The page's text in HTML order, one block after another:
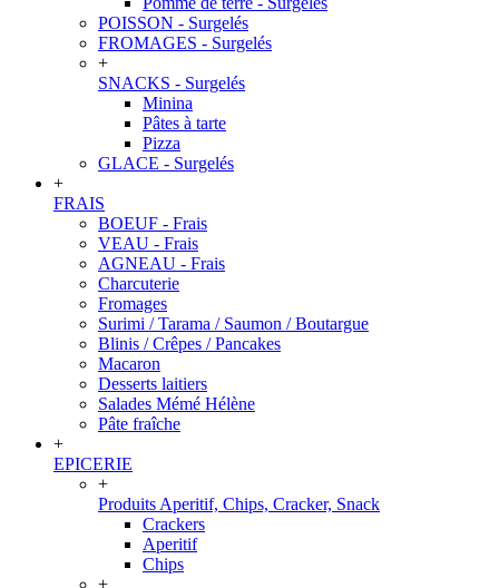
POISSON - Surgelés
FROMAGES - Surgelés
+
SNACKS - Surgelés
Minina
Pâtes à tarte
Pizza
GLACE - Surgelés
+
FRAIS
BOEUF - Frais
VEAU - Frais
AGNEAU - Frais
Charcuterie
Fromages
Surimi / Tarama / Saumon / Boutargue
Blinis / Crêpes / Pancakes
Macaron
Desserts laitiers
Salades Mémé Hélène
Pâte fraîche
+
EPICERIE
+
Produits Aperitif, Chips, Cracker, Snack
Crackers
Aperitif
Chips
+